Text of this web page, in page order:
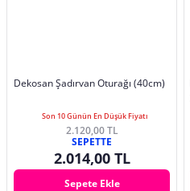
Dekosan Şadırvan Oturağı (40cm)
Son 10 Günün En Düşük Fiyatı
2.120,00 TL
SEPETTE
2.014,00 TL
Sepete Ekle